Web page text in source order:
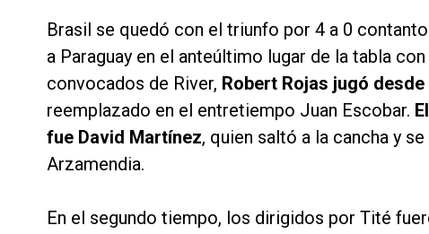
Brasil se quedó con el triunfo por 4 a 0
a Paraguay en el anteúltimo lugar de la tabla
convocados de River, Robert Rojas jugó
reemplazado en el entretiempo Juan Escobar.
fue David Martínez, quien saltó a la cancha y
Arzamendia.
En el segundo tiempo, los dirigidos por Tité